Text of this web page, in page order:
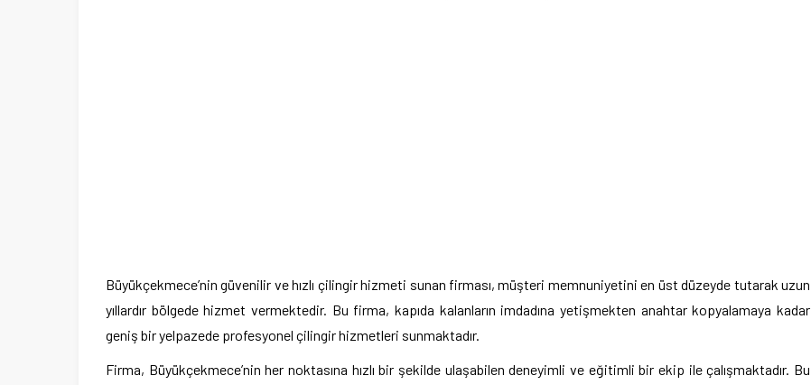
Büyükçekmece’nin güvenilir ve hızlı çilingir hizmeti sunan firması, müşteri memnuniyetini en üst düzeyde tutarak uzun
yıllardır bölgede hizmet vermektedir. Bu firma, kapıda kalanların imdadına yetişmekten anahtar kopyalamaya kadar
geniş bir yelpazede profesyonel çilingir hizmetleri sunmaktadır.
Firma, Büyükçekmece’nin her noktasına hızlı bir şekilde ulaşabilen deneyimli ve eğitimli bir ekip ile çalışmaktadır. Bu